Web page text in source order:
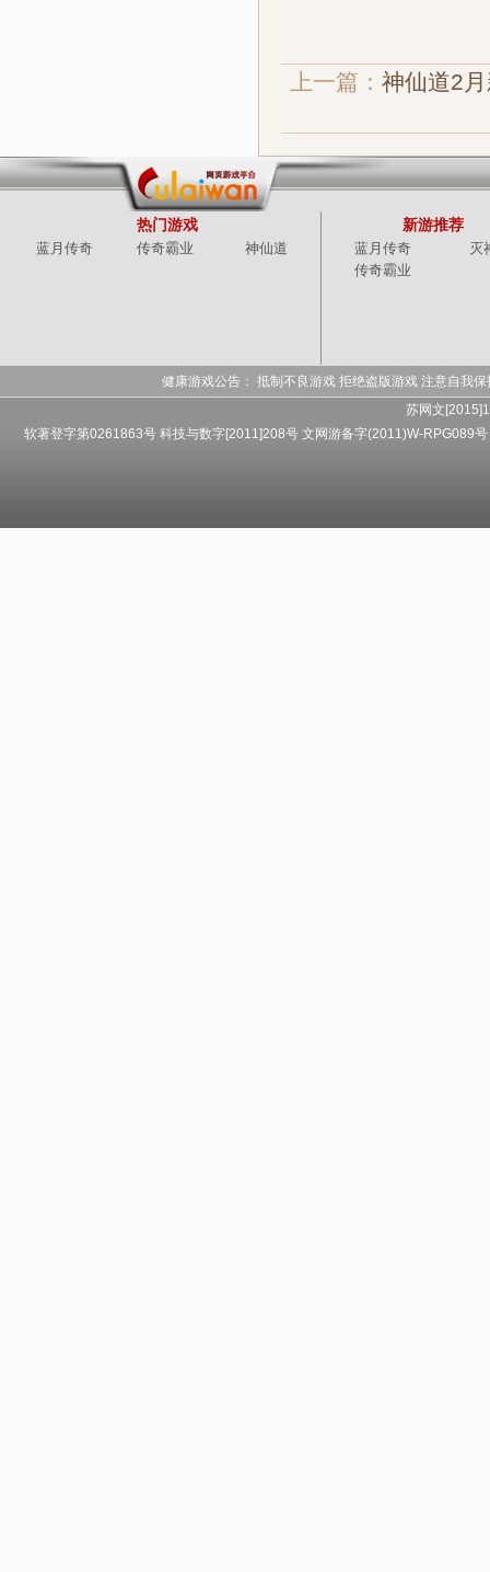
上一篇： 神仙道2
热门游戏
蓝月传奇 传奇霸业 神仙道
新游推荐
蓝月传奇
灭
传奇霸业
健康游戏公告： 抵制不良游戏 拒绝盗版游戏 注意自我
苏网文
软著登字第0261863号 科技与数字[2011]208号 文网游备字(2011)W-RPG089号